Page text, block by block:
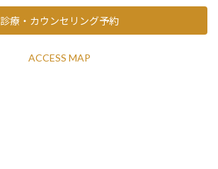
診療・カウンセリング予約
ACCESS MAP